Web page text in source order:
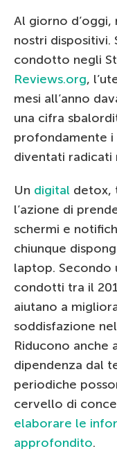
Al giorno d’oggi,
nostri dispositivi.
condotto negli
Reviews.org,
mesi all’anno
una cifra
profondamente i
diventati radicati
Un digital detox,
l’azione di
schermi e
chiunque
laptop. Secondo
condotti tra il
aiutano a
soddisfazione
Riducono anche
dipendenza dal
periodiche
cervello di
elaborare le
approfondito.